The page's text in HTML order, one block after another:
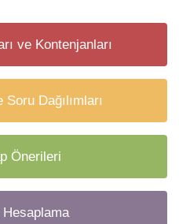
ve Kontenjanları
Dağılımları
Önerileri